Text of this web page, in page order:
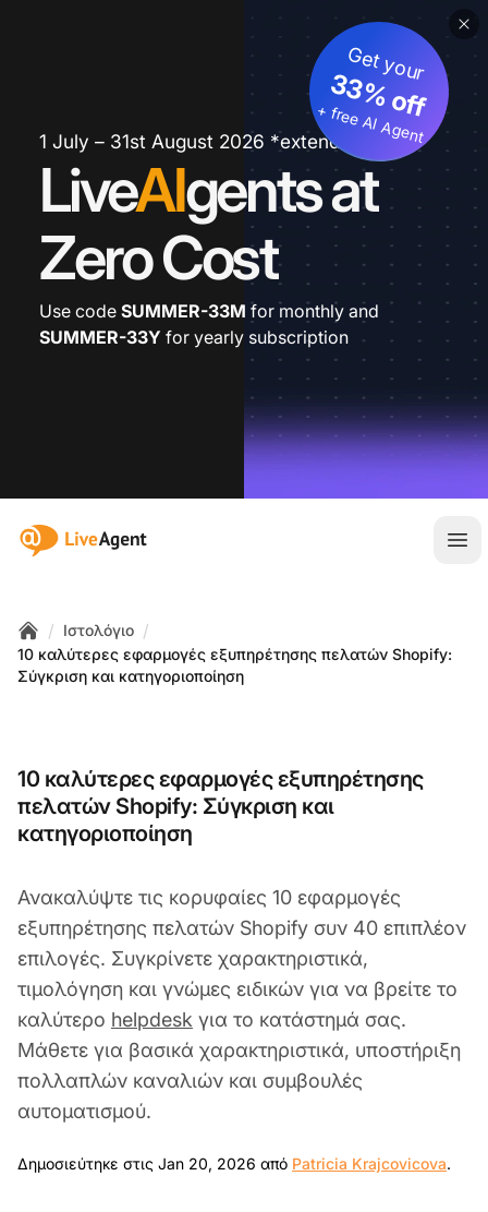
1 July – 31st August 2026 *extended
LiveAIgents at
Zero Cost
Get your
33% off
+ free AI Agent
Use code SUMMER-33M for monthly and
SUMMER-33Y for yearly subscription
:site.title
Home
/ Ιστολόγιο /
10 καλύτερες εφαρμογές εξυπηρέτησης πελατών Shopify:
Σύγκριση και κατηγοριοποίηση
10 καλύτερες εφαρμογές εξυπηρέτησης
πελατών Shopify: Σύγκριση και
κατηγοριοποίηση
Ανακαλύψτε τις κορυφαίες 10 εφαρμογές
εξυπηρέτησης πελατών Shopify συν 40 επιπλέον
επιλογές. Συγκρίνετε χαρακτηριστικά,
τιμολόγηση και γνώμες ειδικών για να βρείτε το
καλύτερο helpdesk για το κατάστημά σας.
Μάθετε για βασικά χαρακτηριστικά, υποστήριξη
πολλαπλών καναλιών και συμβουλές
αυτοματισμού.
Δημοσιεύτηκε στις Jan 20, 2026 από Patricia Krajcovicova.